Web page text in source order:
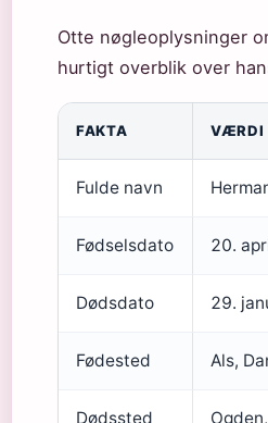
Otte nøgleoplysninger
hurtigt overblik over
FAKTA VÆRDI
Fulde navn
Fødselsdato 20.
Dødsdato 29.
Fødested Als,
Dødssted